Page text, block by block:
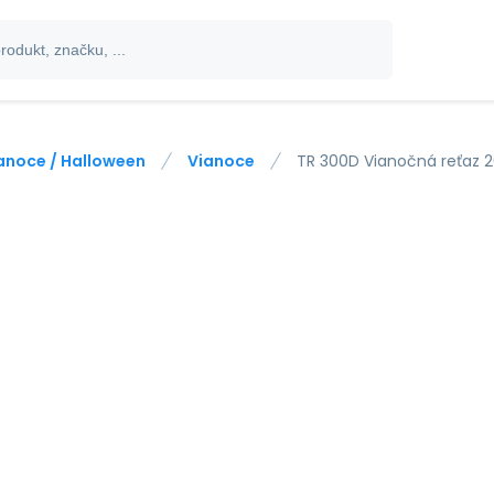
/ Halloween Vianoce TR 300D Vianočná reťaz